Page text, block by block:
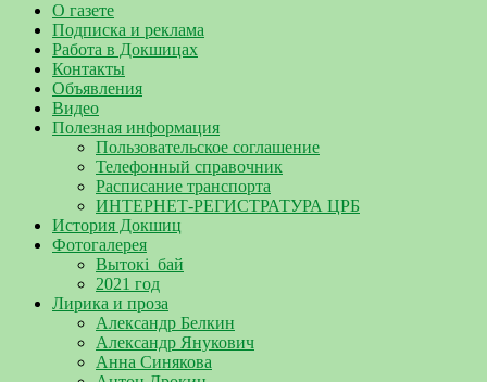
О газете
Подписка и реклама
Работа в Докшицах
Контакты
Объявления
Видео
Полезная информация
Пользовательское соглашение
Телефонный справочник
Расписание транспорта
ИНТЕРНЕТ-РЕГИСТРАТУРА ЦРБ
История Докшиц
Фотогалерея
Вытокі_бай
2021 год
Лирика и проза
Александр Белкин
Александр Янукович
Анна Синякова